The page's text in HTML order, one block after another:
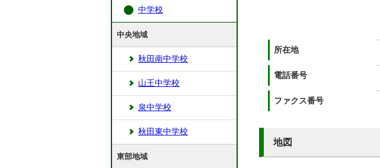
所在地
電話番号
ファクス番号
地図
中学校
中央地域
秋田南中学校
山王中学校
泉中学校
秋田東中学校
東部地域